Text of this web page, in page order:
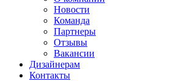
Новости
Команда
Партнеры
Отзывы
Вакансии
Дизайнерам
Контакты